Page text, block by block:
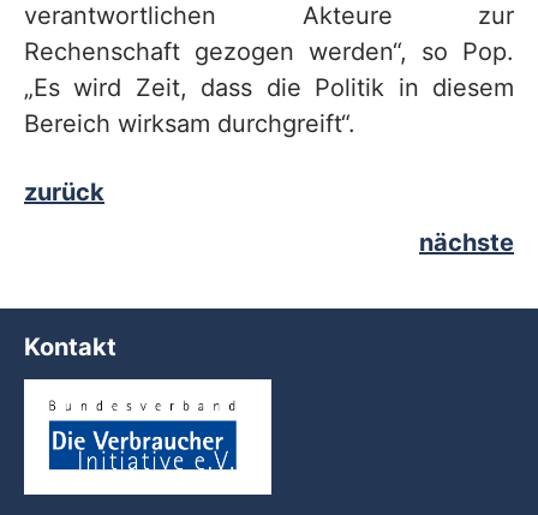
verantwortlichen Akteure zur
Rechenschaft gezogen werden“, so Pop.
„Es wird Zeit, dass die Politik in diesem
Bereich wirksam durchgreift“.
zurück
nächste
Kontakt